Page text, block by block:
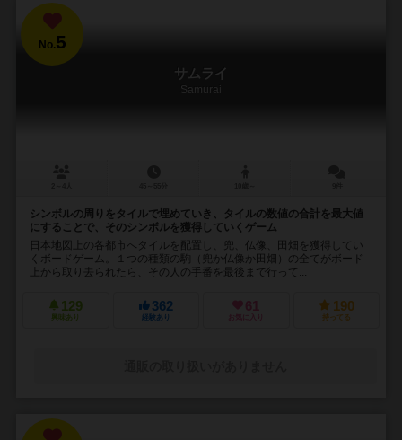
No.5
サムライ
Samurai
シンボルの周りをタイルで埋めていき、タイルの数値の合計を最大値
にすることで、そのシンボルを獲得していくゲーム
日本地図上の各都市へタイルを配置し、兜、仏像、田畑を獲得してい
くボードゲーム。１つの種類の駒（兜か仏像か田畑）の全てがボード
上から取り去られたら、その人の手番を最後まで行って...
129
興味あり
362
経験あり
61
お気に入り
190
持ってる